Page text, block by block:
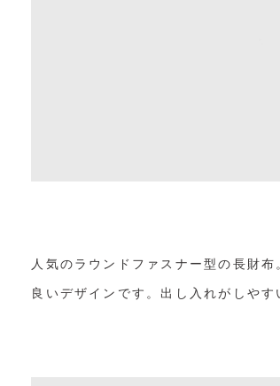
人気のラウンドファスナー型の長財
良いデザインです。出し入れがしや